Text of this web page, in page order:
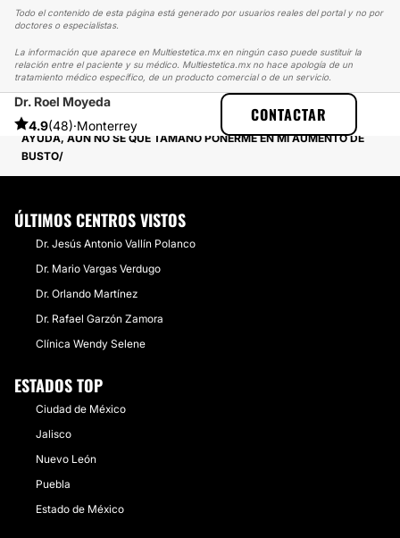
Todo el contenido de esta página está generado por usuarios reales del portal y no por
doctores o especialistas.
La información que aparece en Multiestetica.mx en ningún caso puede sustituir la
relación entre el paciente y su médico. Multiestetica.mx no hace apología de un
tratamiento médico específico, de un producto comercial o de un servicio.
Dr. Roel Moyeda
4.9(48)·Monterrey
CONTACTAR
MULTIESTETICA
EXPERIENCIAS SOBRE AUMENTO DE BUSTO
AYUDA, AÚN NO SÉ QUE TAMAÑO PONERME EN MI AUMENTO DE
BUSTO
ÚLTIMOS CENTROS VISTOS
Dr. Jesús Antonio Vallín Polanco
Dr. Mario Vargas Verdugo
Dr. Orlando Martínez
Dr. Rafael Garzón Zamora
Clínica Wendy Selene
ESTADOS TOP
Ciudad de México
Jalisco
Nuevo León
Puebla
Estado de México